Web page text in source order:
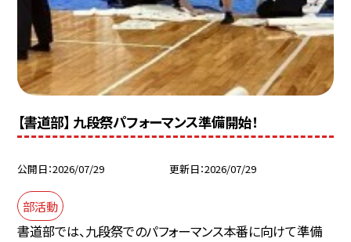
【書道部】 九段祭パフォーマンス準備開始！
公開日 2026/07/29 更新日 2026/07/29
部活動
書道部では、九段祭でのパフォーマンス本番に向けて準備